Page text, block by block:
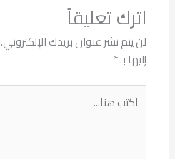
اترك تعليقاً
لن يتم نشر عنوان بريدك الإلكتروني.
إليها بـ*
اكتب
هنا...